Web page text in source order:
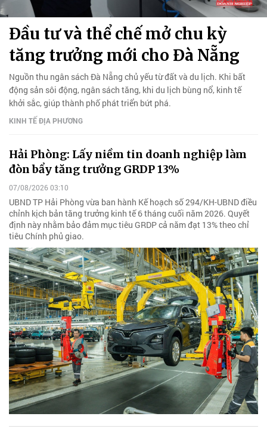
Đầu tư và thể chế mở chu kỳ
tăng trưởng mới cho Đà Nẵng
Nguồn thu ngân sách Đà Nẵng chủ yếu từ đất và du lịch. Khi bất
động sản sôi động, ngân sách tăng, khi du lịch bùng nổ, kinh tế
khởi sắc, giúp thành phố phát triển bứt phá.
KINH TẾ ĐỊA PHƯƠNG
Hải Phòng: Lấy niềm tin doanh nghiệp làm
đòn bẩy tăng trưởng GRDP 13%
07/08/2026 03:10
UBND TP Hải Phòng vừa ban hành Kế hoạch số 294/KH-UBND điều
chỉnh kịch bản tăng trưởng kinh tế 6 tháng cuối năm 2026. Quyết
định này nhằm bảo đảm mục tiêu GRDP cả năm đạt 13% theo chỉ
tiêu Chính phủ giao.